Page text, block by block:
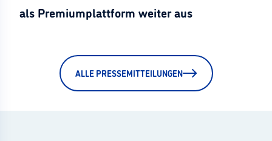
als Premiumplattform weiter aus
ALLE PRESSEMITTEILUNGEN